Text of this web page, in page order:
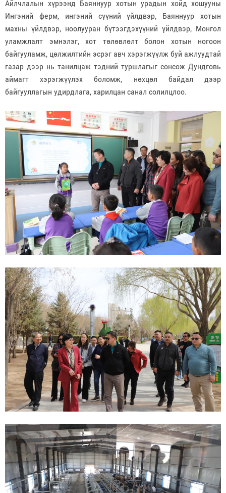
Айлчлалын хүрээнд Баяннуур хотын урадын хойд хошууны
Ингэний ферм, ингэний сүүний үйлдвэр, Баяннуур хотын
махны үйлдвэр, ноолууран бүтээгдэхүүний үйлдвэр, Монгол
уламжлалт эмнэлэг, хот төлөвлөлт болон хотын ногоон
байгууламж, цөлжилтийн эсрэг авч хэрэгжүүлж буй ажлуудтай
газар дээр нь танилцаж тэдний туршлагыг сонсож Дундговь
аймагт хэрэгжүүлэх боломж, нөхцөл байдал дээр
байгууллагын удирдлага, харилцан санал солилцлоо.